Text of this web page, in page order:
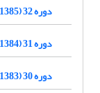
دوره 32 (1385)
دوره 31 (1384)
دوره 30 (1383)